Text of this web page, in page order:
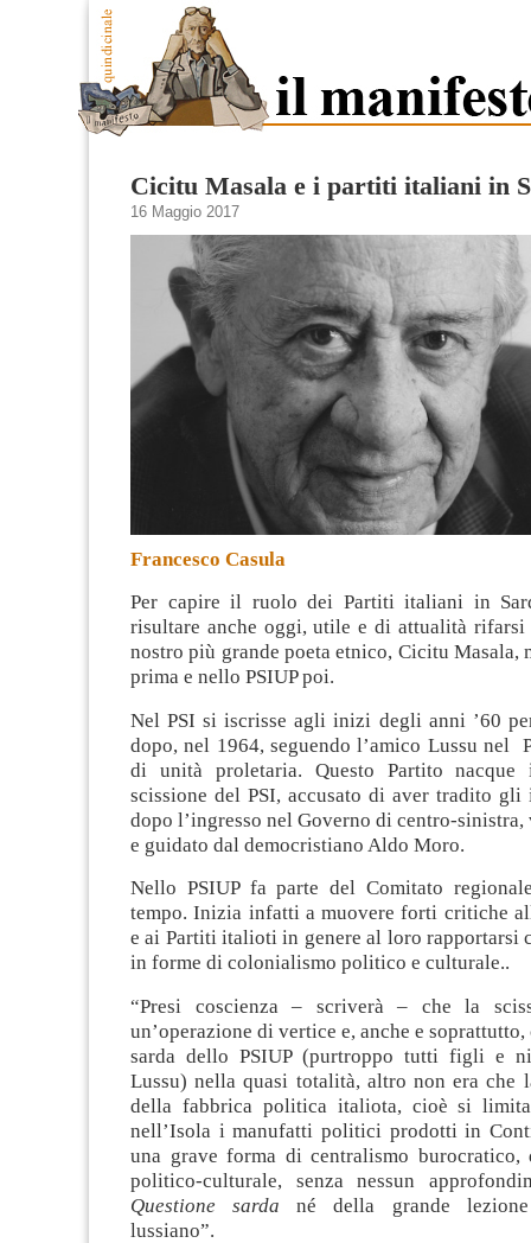
Cicitu Masala e i partiti italiani in
16 Maggio 2017
Francesco Casula
Per capire il ruolo dei Partiti italiani in
risultare anche oggi, utile e di attualità
nostro più grande poeta etnico, Cicitu Masala,
prima e nello PSIUP poi.
Nel PSI si iscrisse agli inizi degli anni ’60
dopo, nel 1964, seguendo l’amico Lussu nel
di unità proletaria. Questo Partito
scissione del PSI, accusato di aver tradito
dopo l’ingresso nel Governo di centro-
e guidato dal democristiano Aldo Moro.
Nello PSIUP fa parte del Comitato
tempo. Inizia infatti a muovere forti critiche
e ai Partiti italioti in genere al loro rapportarsi
in forme di colonialismo politico e culturale..
“Presi coscienza – scriverà – che la
un’operazione di vertice e, anche e
sarda dello PSIUP (purtroppo tutti figli e
Lussu) nella quasi totalità, altro non era che
della fabbrica politica italiota, cioè si
nell’Isola i manufatti politici prodotti in
una grave forma di centralismo burocratico,
politico-culturale, senza nessun
Questione sarda né della grande
lussiano”.